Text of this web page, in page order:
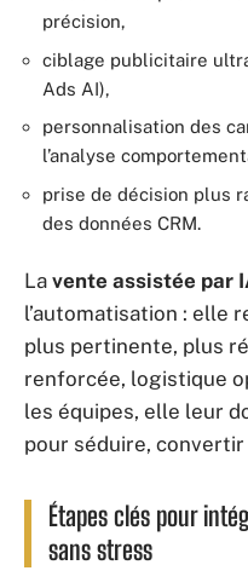
précision,
ciblage publicitaire
Ads AI),
personnalisation des
l’analyse
prise de décision plus
des données CRM.
La vente assistée par
l’automatisation : elle
plus pertinente, plus
renforcée, logistique
les équipes, elle leur
pour séduire,
Étapes clés pour
sans stress